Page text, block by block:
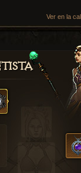
Ver en la